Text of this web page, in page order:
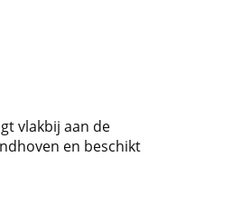
vlakbij aan de
en beschikt